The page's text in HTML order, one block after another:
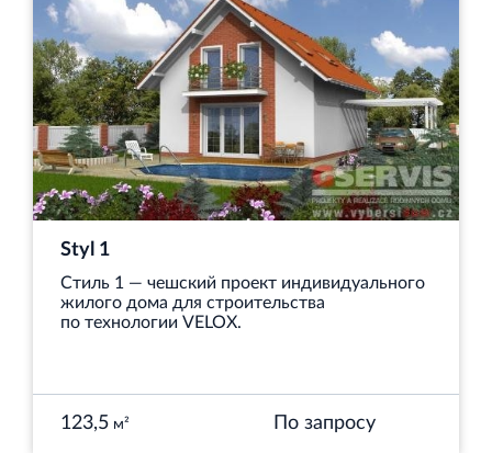
Styl 1
Стиль 1 — чешский проект индивидуального
жилого дома для строительства
по технологии VELOX.
123,5 м² По запросу